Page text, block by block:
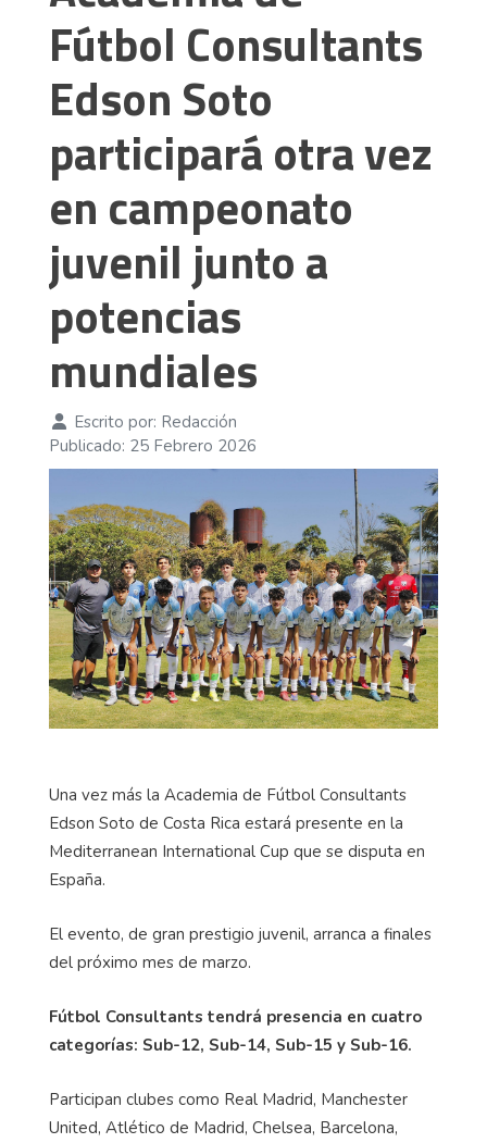
Fútbol Consultants
Edson Soto
participará otra vez
en campeonato
juvenil junto a
potencias
mundiales
Escrito por: Redacción
Publicado: 25 Febrero 2026
Una vez más la Academia de Fútbol Consultants
Edson Soto de Costa Rica estará presente en la
Mediterranean International Cup que se disputa en
España.
El evento, de gran prestigio juvenil, arranca a finales
del próximo mes de marzo.
Fútbol Consultants tendrá presencia en cuatro
categorías: Sub-12, Sub-14, Sub-15 y Sub-16.
Participan clubes como Real Madrid, Manchester
United, Atlético de Madrid, Chelsea, Barcelona,